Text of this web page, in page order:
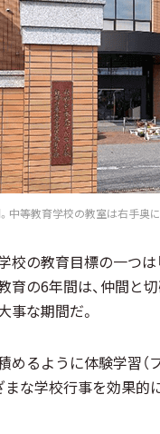
中等教育学校の教室は右手奥
の教育目標の一つは
育の6年間は、仲間と
事な期間だ。
めるように体験学習（
まな学校行事を効果的